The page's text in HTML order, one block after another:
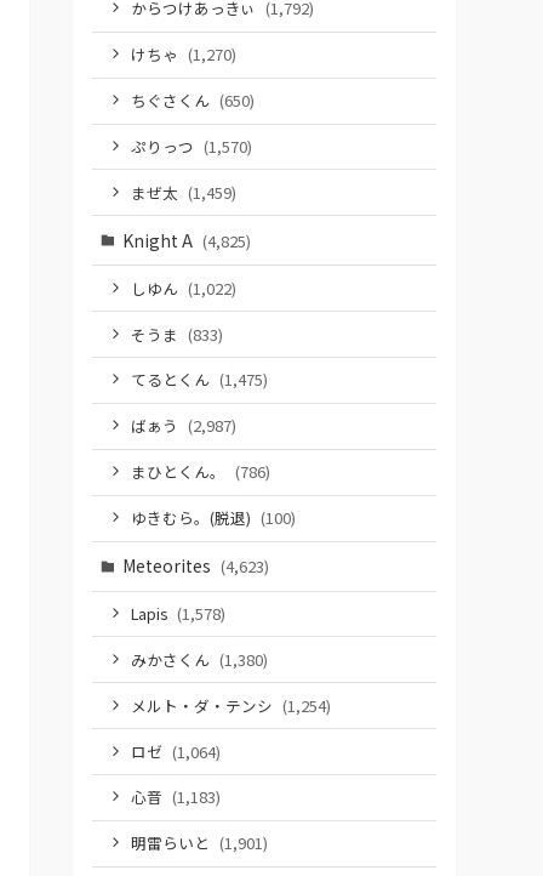
からつけあっきぃ (1,792)
けちゃ (1,270)
ちぐさくん (650)
ぷりっつ (1,570)
まぜ太 (1,459)
Knight A (4,825)
しゆん (1,022)
そうま (833)
てるとくん (1,475)
ばぁう (2,987)
まひとくん。
(786)
ゆきむら。(脱退) (100)
Meteorites (4,623)
Lapis (1,578)
みかさくん (1,380)
メルト・ダ・テンシ (1,254)
ロゼ (1,064)
心音 (1,183)
明雷らいと (1,901)